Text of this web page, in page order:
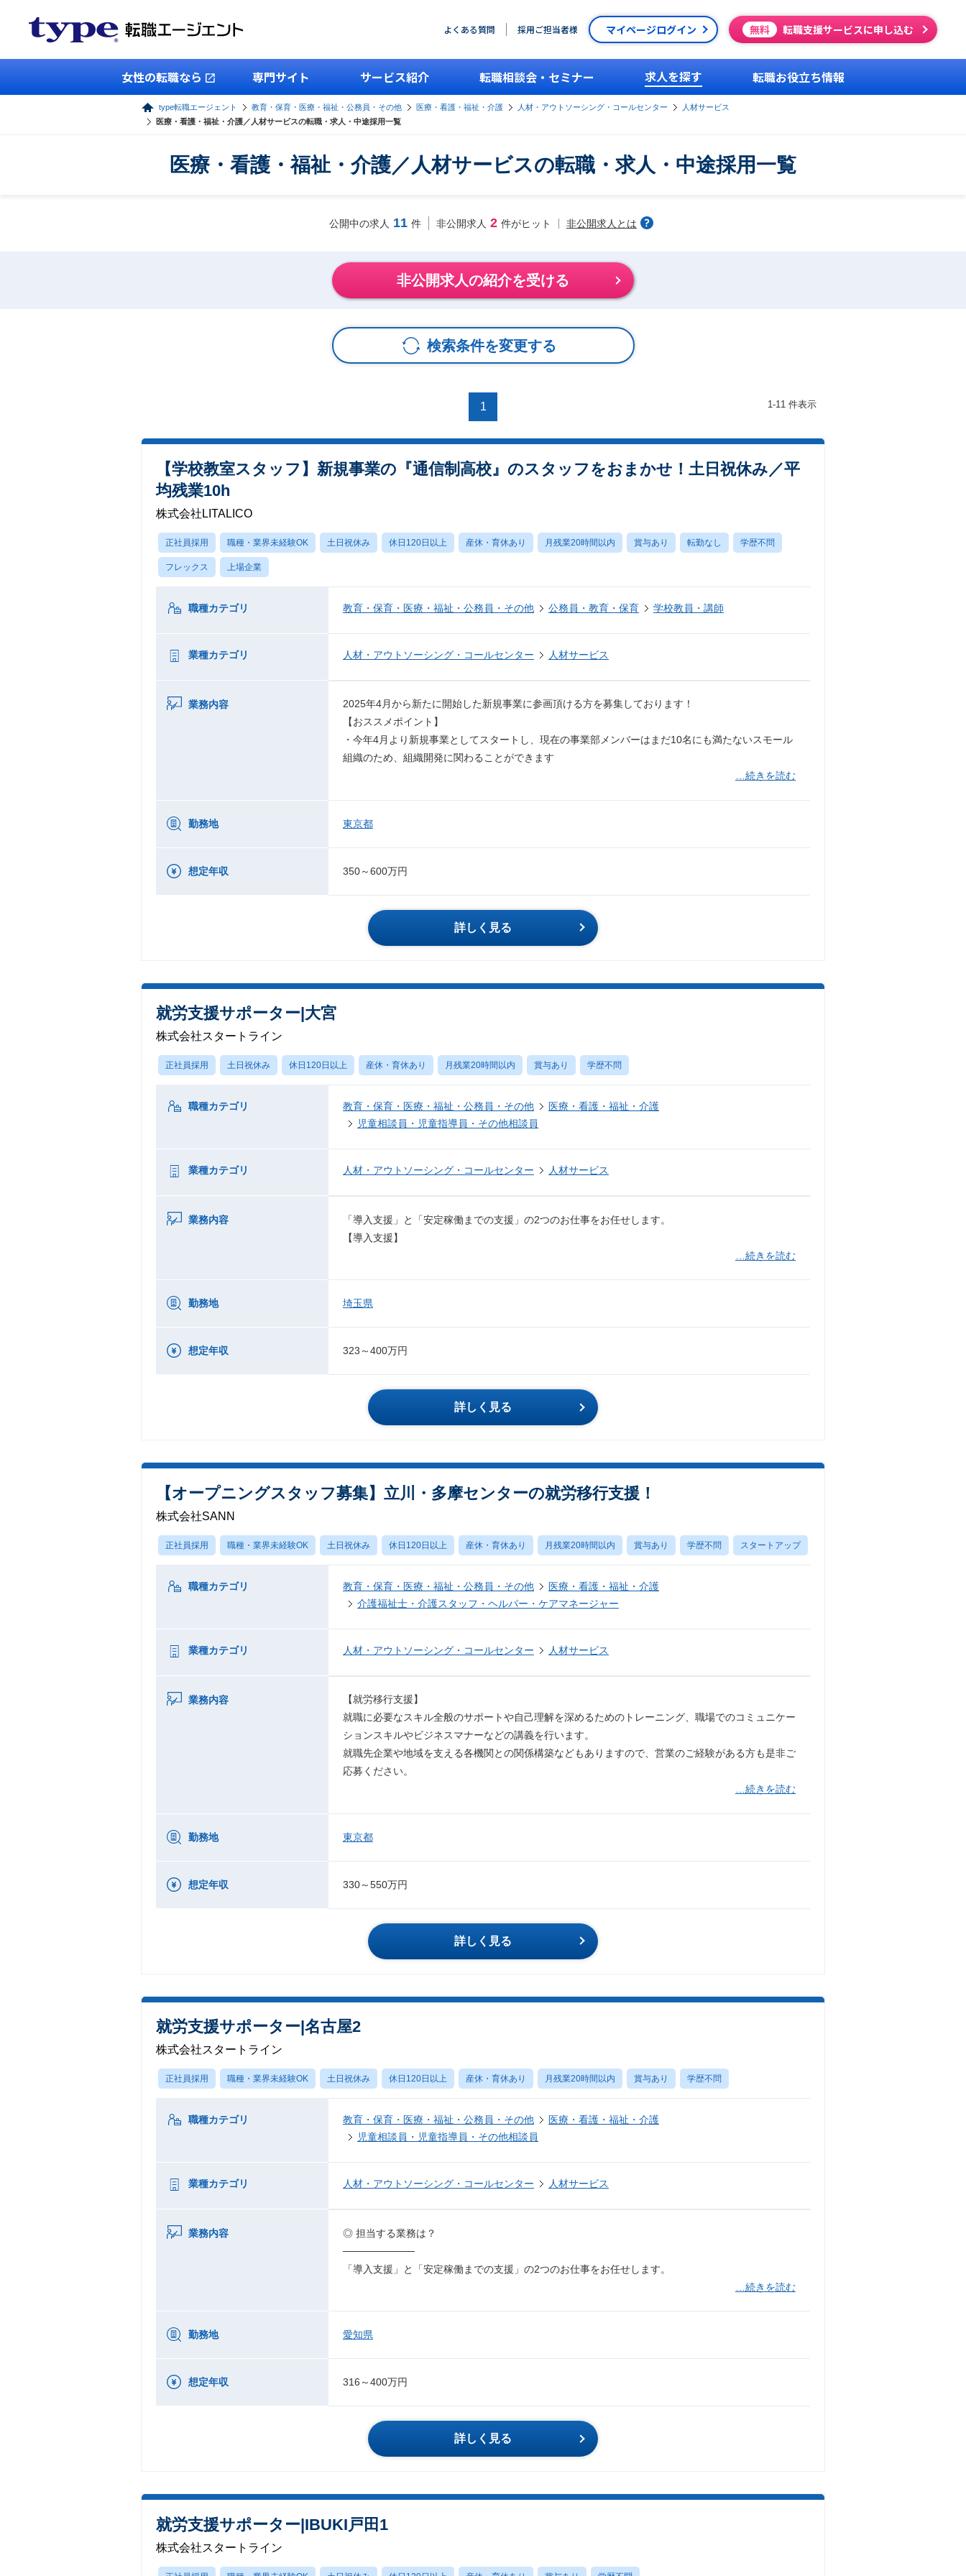
よくある質問 採用ご担当者様 マイページログイン 無料 転職支援サービスに申し込む
女性の転職なら 専門サイト サービス紹介 転職相談会・セミナー 求人を探す 転職お役立ち情報
type転職エージェント 教育・保育・医療・福祉・公務員・その他 医療・看護・福祉・介護 人材・アウトソーシング・コールセンター
人材サービス
医療・看護・福祉・介護／人材サービスの転職・求人・中途採用一覧
医療・看護・福祉・介護／人材サービスの転職・求人・中途採用一覧
公開中の求人 11 件 非公開求人 2 件がヒット 非公開求人とは
非公開求人の紹介を受ける
検索条件を変更する
1 1-11 件表示
【学校教室スタッフ】新規事業の『通信制高校』のスタッフをおまかせ！土日祝休み／平
均残業10h
株式会社LITALICO
正社員採用 職種・業界未経験OK 土日祝休み 休日120日以上 産休・育休あり 月残業20時間以内 賞与あり 転勤なし 学歴不問
フレックス 上場企業
職種カテゴリ 教育・保育・医療・福祉・公務員・その他 公務員・教育・保育 学校教員・講師
業種カテゴリ 人材・アウトソーシング・コールセンター 人材サービス
業務内容
2025年4月から新たに開始した新規事業に参画頂ける方を募集しております！
【おススメポイント】
・今年4月より新規事業としてスタートし、現在の事業部メンバーはまだ10名にも満たないスモール
組織のため、組織開発に関わることができます
…続きを読む
勤務地 東京都
想定年収 350～600万円
詳しく見る
就労支援サポーター|大宮
株式会社スタートライン
正社員採用 土日祝休み 休日120日以上 産休・育休あり 月残業20時間以内 賞与あり 学歴不問
職種カテゴリ 教育・保育・医療・福祉・公務員・その他
医療・看護・福祉・介護
児童相談員・児童指導員・その他相談員
業種カテゴリ 人材・アウトソーシング・コールセンター 人材サービス
業務内容
「導入支援」と「安定稼働までの支援」の2つのお仕事をお任せします。
【導入支援】
…続きを読む
勤務地 埼玉県
想定年収 323～400万円
詳しく見る
【オープニングスタッフ募集】立川・多摩センターの就労移行支援！
株式会社SANN
正社員採用 職種・業界未経験OK 土日祝休み 休日120日以上 産休・育休あり 月残業20時間以内 賞与あり 学歴不問 スタートアップ
職種カテゴリ 教育・保育・医療・福祉・公務員・その他
医療・看護・福祉・介護
介護福祉士・介護スタッフ・ヘルパー・ケアマネージャー
業種カテゴリ 人材・アウトソーシング・コールセンター 人材サービス
業務内容
【就労移行支援】
就職に必要なスキル全般のサポートや自己理解を深めるためのトレーニング、職場でのコミュニケー
ションスキルやビジネスマナーなどの講義を行います。
就職先企業や地域を支える各機関との関係構築などもありますので、営業のご経験がある方も是非ご
応募ください。
…続きを読む
勤務地 東京都
想定年収 330～550万円
詳しく見る
就労支援サポーター|名古屋2
株式会社スタートライン
正社員採用 職種・業界未経験OK 土日祝休み 休日120日以上 産休・育休あり 月残業20時間以内 賞与あり 学歴不問
職種カテゴリ 教育・保育・医療・福祉・公務員・その他
医療・看護・福祉・介護
児童相談員・児童指導員・その他相談員
業種カテゴリ 人材・アウトソーシング・コールセンター 人材サービス
業務内容
◎ 担当する業務は？
──────────
「導入支援」と「安定稼働までの支援」の2つのお仕事をお任せします。
…続きを読む
勤務地 愛知県
想定年収 316～400万円
詳しく見る
就労支援サポーター|IBUKI戸田1
株式会社スタートライン